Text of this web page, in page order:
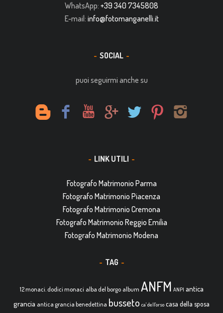
WhatsApp: +39 340 7345808
E-mail: info@fotomanganelli.it
SOCIAL
puoi seguirmi anche su
LINK UTILI
Fotografo Matrimonio Parma
Fotografo Matrimonio Piacenza
Fotografo Matrimonio Cremona
Fotografo Matrimonio Reggio Emilia
Fotografo Matrimonio Modena
TAG
12 monaci. dodici monaci alba del borgo album ANFM ANPI antica
grancia antica grancia benedettina busseto ca' dell'orso casa della sposa